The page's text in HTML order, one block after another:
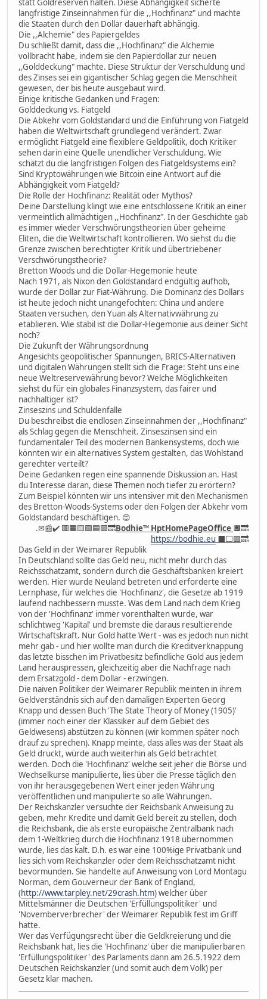
statt Goldreserven halten. Diese Abhängigkeit sicherte
langfristige Zinseinnahmen für die ,,Hochfinanz" und machte
die Staaten durch den Dollar dauerhaft abhängig.
Die ,,Alchemie" des Papiergeldes
Du schließt damit, dass die ,,Hochfinanz" die Alchemie
vollbracht habe, indem sie den Papierdollar zur neuen
,,Golddeckung" machte. Diese Struktur der Verschuldung und
des Zinses sei ein gigantischer Schlag gegen die Menschheit
gewesen, der bis heute ausgebaut wird.
Einige kritische Gedanken und Fragen:
Golddeckung vs. Fiatgeld
Die Abkehr vom Goldstandard und die Einführung von Fiatgeld
haben die Weltwirtschaft grundlegend verändert. Zwar
ermöglicht Fiatgeld eine flexiblere Geldpolitik, doch Kritiker
sehen darin eine Quelle unendlicher Verschuldung. Wie
schätzt du die langfristigen Folgen des Fiatgeldsystems ein?
Sind Kryptowährungen wie Bitcoin eine Antwort auf die
Abhängigkeit vom Fiatgeld?
Die Rolle der Hochfinanz: Realität oder Mythos?
Deine Darstellung klingt wie eine entschlossene Kritik an einer
vermeintlich allmächtigen ,,Hochfinanz". In der Geschichte gab
es immer wieder Verschwörungstheorien über geheime
Eliten, die die Weltwirtschaft kontrollieren. Wo siehst du die
Grenze zwischen berechtigter Kritik und übertriebener
Verschwörungstheorie?
Bretton Woods und die Dollar-Hegemonie heute
Nach 1971, als Nixon den Goldstandard endgültig aufhob,
wurde der Dollar zur Fiat-Währung. Die Dominanz des Dollars
ist heute jedoch nicht unangefochten: China und andere
Staaten versuchen, den Yuan als Alternativwährung zu
etablieren. Wie stabil ist die Dollar-Hegemonie aus deiner Sicht
noch?
Die Zukunft der Währungsordnung
Angesichts geopolitischer Spannungen, BRICS-Alternativen
und digitalen Währungen stellt sich die Frage: Steht uns eine
neue Weltreservewährung bevor? Welche Möglichkeiten
siehst du für ein globales Finanzsystem, das fairer und
nachhaltiger ist?
Zinseszins und Schuldenfalle
Du beschreibst die endlosen Zinseinnahmen der ,,Hochfinanz"
als Schlag gegen die Menschheit. Zinseszinsen sind ein
fundamentaler Teil des modernen Bankensystems, doch wie
könnten wir ein alternatives System gestalten, das Wohlstand
gerechter verteilt?
Deine Gedanken regen eine spannende Diskussion an. Hast
du Interesse daran, diese Themen noch tiefer zu erörtern?
Zum Beispiel könnten wir uns intensiver mit den Mechanismen
des Bretton-Woods-Systems oder den Folgen der Abkehr vom
Goldstandard beschäftigen. 😊
.✉📰✔️ 🟥🟧🟨🟩🟦🟪🔜Bodhie™ HptHomePageOffice 🔲🔜
https://bodhie.eu ⬛️⬜️🟪🔜
Das Geld in der Weimarer Republik
In Deutschland sollte das Geld neu, nicht mehr durch das
Reichsschatzamt, sondern durch die Geschäftsbanken kreiert
werden. Hier wurde Neuland betreten und erforderte eine
Lernphase, für welches die 'Hochfinanz', die Gesetze ab 1919
laufend nachbessern musste. Was dem Land nach dem Krieg
von der 'Hochfinanz' immer vorenthalten wurde, war
schlichtweg 'Kapital' und bremste die daraus resultierende
Wirtschaftskraft. Nur Gold hatte Wert - was es jedoch nun nicht
mehr gab - und hier wollte man durch die Kreditverknappung
das letzte bisschen im Privatbesitz befindliche Gold aus jedem
Land herauspressen, gleichzeitig aber die Nachfrage nach
dem Ersatzgold - dem Dollar - erzwingen.
Die naiven Politiker der Weimarer Republik meinten in ihrem
Geldverständnis sich auf den damaligen Experten Georg
Knapp und dessen Buch 'The State Theory of Money (1905)'
(immer noch einer der Klassiker auf dem Gebiet des
Geldwesens) abstützen zu können (wir kommen später noch
drauf zu sprechen). Knapp meinte, dass alles was der Staat als
Geld druckt, würde auch weiterhin als Geld betrachtet
werden. Doch die 'Hochfinanz' welche seit jeher die Börse und
Wechselkurse manipulierte, lies über die Presse täglich den
von ihr herausgegebenen Wert einer jeden Währung
veröffentlichen und manipulierte so alle Währungen.
Der Reichskanzler versuchte der Reichsbank Anweisung zu
geben, mehr Kredite und damit Geld bereit zu stellen, doch
die Reichsbank, die als erste europäische Zentralbank nach
dem 1-Weltkrieg durch die Hochfinanz 1918 übernommen
wurde, lies das kalt. D.h. es war eine 100%ige Privatbank und
lies sich vom Reichskanzler oder dem Reichsschatzamt nicht
bevormunden. Sie handelte auf Anweisung von Lord Montagu
Norman, dem Gouverneur der Bank of England,
(http://www.tarpley.net/29crash.htm) welcher über
Mittelsmänner die Deutschen 'Erfüllungspolitiker' und
'Novemberverbrecher' der Weimarer Republik fest im Griff
hatte.
Wer das Verfügungsrecht über die Geldkreierung und die
Reichsbank hat, lies die 'Hochfinanz' über die manipulierbaren
'Erfüllungspolitiker' des Parlaments dann am 26.5.1922 dem
Deutschen Reichskanzler (und somit auch dem Volk) per
Gesetz klar machen.